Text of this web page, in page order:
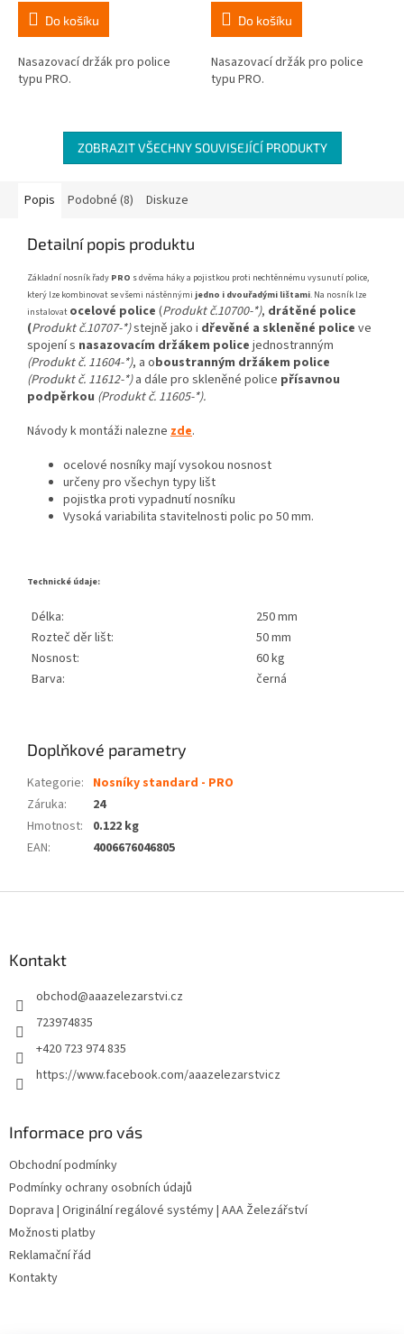
Do košíku
Nasazovací držák pro police
typu PRO.
Do košíku
Nasazovací držák pro police
typu PRO.
ZOBRAZIT VŠECHNY SOUVISEJÍCÍ PRODUKTY
Popis Podobné (8) Diskuze
Detailní popis produktu
Základní nosník řady PRO s dvěma háky a pojistkou proti nechtěnnému vysunutí police,
který lze kombinovat se všemi nástěnnými jedno i dvouřadými lištami. Na nosník lze
instalovat ocelové police (Produkt č.10700-*), drátěné police
(Produkt č.10707-*)stejně jako i dřevěné a skleněné police ve
spojení s nasazovacím držákem police jednostranným
(Produkt č. 11604-*), a oboustranným držákem police
(Produkt č. 11612-*)a dále pro skleněné police přísavnou
podpěrkou (Produkt č. 11605-*).
Návody k montáži nalezne zde.
ocelové nosníky mají vysokou nosnost
určeny pro všechyn typy lišt
pojistka proti vypadnutí nosníku
Vysoká variabilita stavitelnosti polic po 50 mm.
Technické údaje:
Délka:
250 mm
Rozteč děr lišt:
50 mm
Nosnost:
60 kg
Barva:
černá
Doplňkové parametry
Kategorie: Nosníky standard - PRO
Záruka:
24
Hmotnost:
0.122 kg
EAN: 4006676046805
Kontakt
obchod@aaazelezarstvi.cz
723974835
+420 723 974 835
https://www.facebook.com/aaazelezarstvicz
Informace pro vás
Obchodní podmínky
Podmínky ochrany osobních údajů
Doprava | Originální regálové systémy | AAA Železářství
Možnosti platby
Reklamační řád
Kontakty